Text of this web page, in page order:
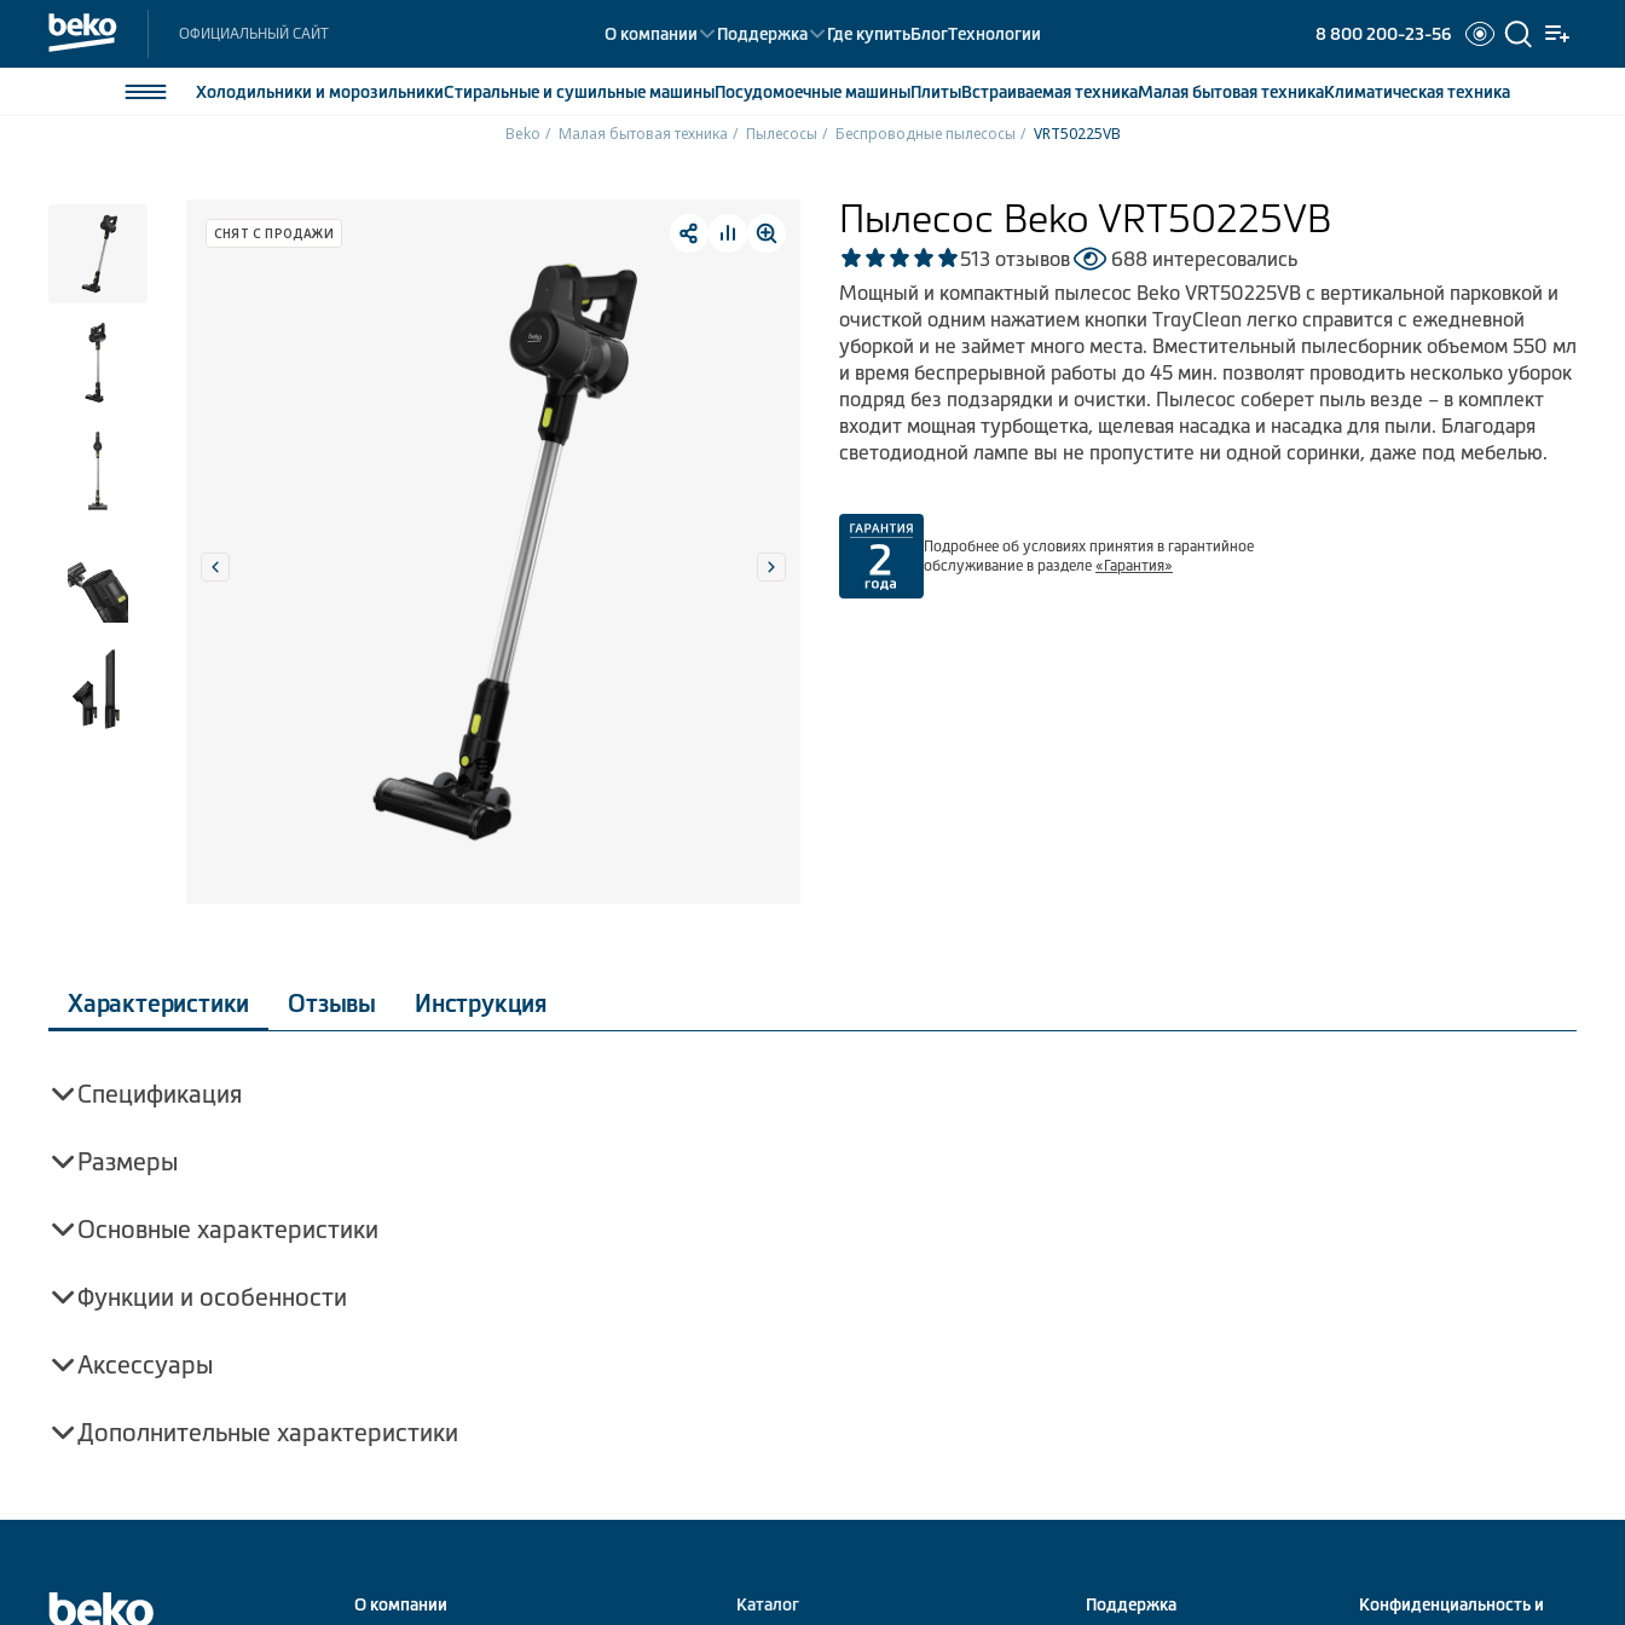
ОФИЦИАЛЬНЫЙ САЙТ О компании Поддержка Где купитьБлогТехнологии 8 800 200-23-56
Холодильники и морозильникиСтиральные и сушильные машиныПосудомоечныемашиныПлитыВстраиваемаятехникаМалая бытоваятехникаКлиматическаятехника
Стиральные и сушильные машины
Встраиваемые холодильники
Встраиваемые морозильные камеры
Beko Малая бытовая техника Пылесосы Беспроводные пылесосы VRT50225VB
СНЯТ С ПРОДАЖИ Пылесос Beko VRT50225VB
513 отзывов
688 интересовались
Мощный и компактный пылесос Beko VRT50225VB с вертикальной парковкой и
очисткой одним нажатием кнопки TrayClean легко справится с ежедневной
уборкой и не займет много места. Вместительный пылесборник объемом 550 мл
и время беспрерывной работы до 45 мин. позволят проводить несколько уборок
подряд без подзарядки и очистки. Пылесос соберет пыль везде – в комплект
входит мощная турбощетка, щелевая насадка и насадка для пыли. Благодаря
светодиодной лампе вы не пропустите ни одной соринки, даже под мебелью.
Подробнее об условиях принятия в гарантийное
обслуживание в разделе «Гарантия»
Характеристики Отзывы Инструкция
Спецификация
Размеры
Основные характеристики
Функции и особенности
Аксессуары
Дополнительные характеристики
О компании Каталог Поддержка
Конфиденциальность и